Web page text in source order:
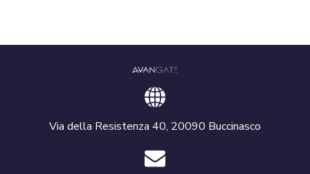
Via della Resistenza 40, 20090 Buccinasco